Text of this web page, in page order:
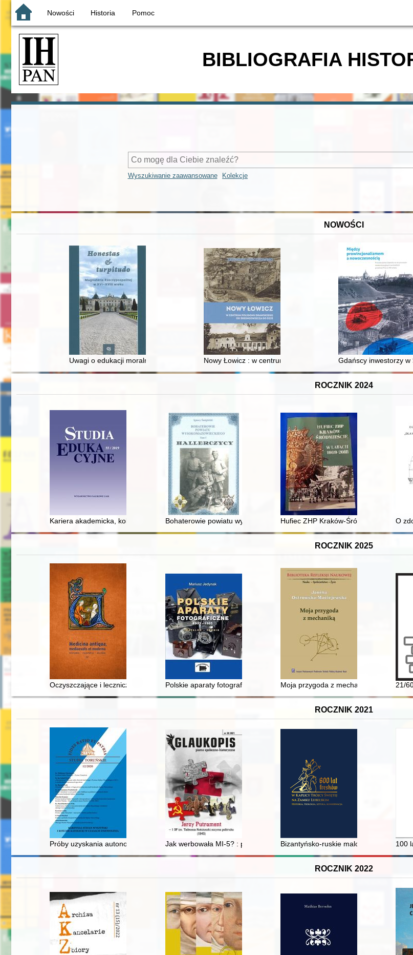
Nowości Historia Pomoc
BIBLIOGRAFIA
Wyszukiwanie zaawansowane Kolekcje
NOWOŚCI
Uwagi o edukacji moralnej synów szlacheckich w XVI-wiecznej Rzeczypospolitej
Nowy Łowicz : w centrum poligonu drawskiego od średniowiecza
Gdańscy inwestorzy w
ROCZNIK 2024
Kariera akademicka, kobiety i Uniwersytet Poznański : konteksty historyczne i teoretyczne
Bohaterowie powiatu wysokomazowieckiego. T. 1,Hufiec ZHP Kraków-Śródmieście im.O
ROCZNIK 2025
Oczyszczające i lecznicze właściwości wody w świetle tekstów biblijnych i pozabiblijnych
Polskie aparaty fotograficzne 1933-1985 : katalog, cennik
Moja przygoda z mechaniką : z 21/
ROCZNIK 2021
Próby uzyskania autonomii przez Górne Łużyce w XX wieku na podstawie polskiej literatury naukowej
Jak werbowała MI-5? : przyczynek do działań brytyjskich służb
Bizantyńsko-ruskie malowidła w Wiślicy :
100
ROCZNIK 2022